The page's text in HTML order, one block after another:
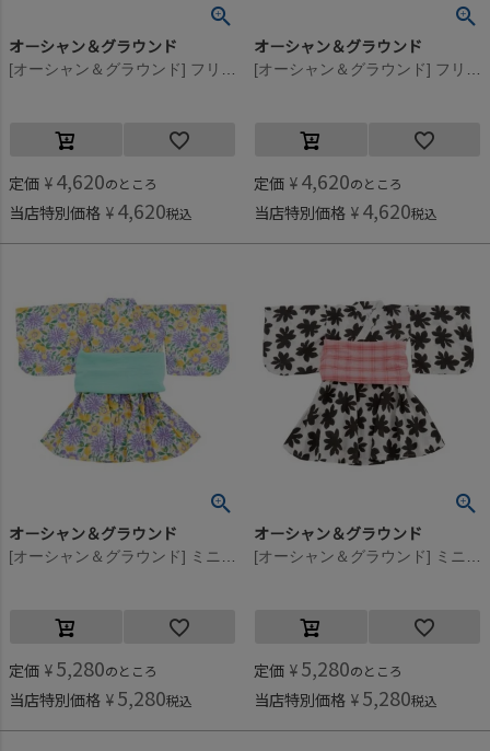
オーシャン＆グラウンド
定価 ¥ 4,620のところ
当店特別価格 ¥ 4,620税込
オーシャン＆グラウンド
定価 ¥ 4,620のところ
当店特別価格 ¥ 4,620税込
オーシャン＆グラウンド
定価 ¥ 5,280のところ
当店特別価格 ¥ 5,280税込
オーシャン＆グラウンド
定価 ¥ 5,280のところ
当店特別価格 ¥ 5,280税込